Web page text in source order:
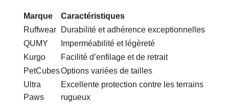
Marque
Caractéristiques
Ruffwear
Durabilité et adhérence exceptionnelles
QUMY
Imperméabilité et légèreté
Kurgo
Facilité d’enfilage et de retrait
PetCubesOptions variées de tailles
Ultra
Paws
Excellente protection contre les terrains
rugueux